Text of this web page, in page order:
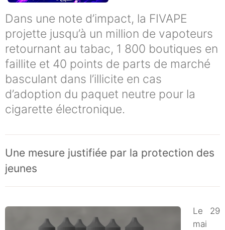
Dans une note d’impact, la FIVAPE
projette jusqu’à un million de vapoteurs
retournant au tabac, 1 800 boutiques en
faillite et 40 points de parts de marché
basculant dans l’illicite en cas
d’adoption du paquet neutre pour la
cigarette électronique.
Une mesure justifiée par la protection des
jeunes
Le 29
mai